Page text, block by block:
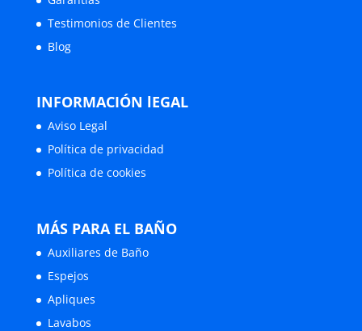
Testimonios de Clientes
Blog
INFORMACIÓN lEGAL
Aviso Legal
Política de privacidad
Política de cookies
MÁS PARA EL BAÑO
Auxiliares de Baño
Espejos
Apliques
Lavabos